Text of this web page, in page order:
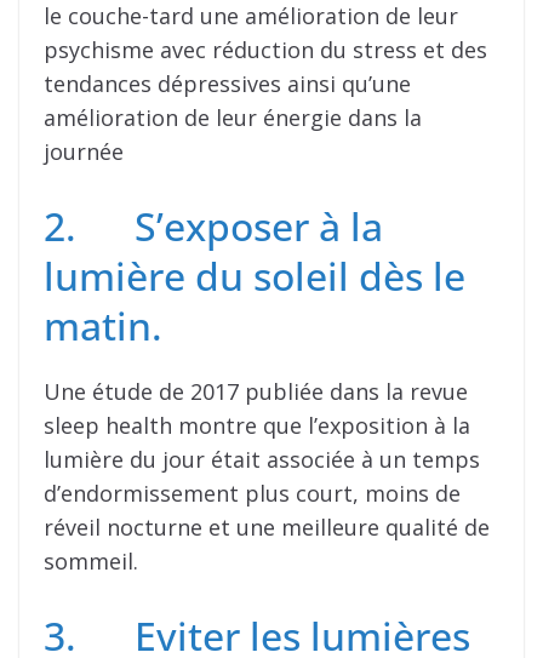
le couche-tard une amélioration de leur
psychisme avec réduction du stress et des
tendances dépressives ainsi qu’une
amélioration de leur énergie dans la
journée
2. S’exposer à la
lumière du soleil dès le
matin.
Une étude de 2017 publiée dans la revue
sleep health montre que l’exposition à la
lumière du jour était associée à un temps
d’endormissement plus court, moins de
réveil nocturne et une meilleure qualité de
sommeil.
3. Eviter les lumières